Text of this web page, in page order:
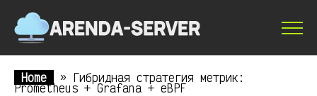
Home » Гибридная стратегия метрик:
Prometheus + Grafana + eBPF